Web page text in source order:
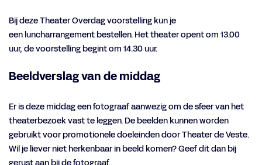
Bij deze Theater Overdag voorstelling kun je
een luncharrangement bestellen. Het theater opent om 13.00
uur, de voorstelling begint om 14.30 uur.
Beeldverslag van de middag
Er is deze middag een fotograaf aanwezig om de sfeer van het
theaterbezoek vast te leggen. De beelden kunnen worden
gebruikt voor promotionele doeleinden door Theater de Veste.
Wil je liever niet herkenbaar in beeld komen? Geef dit dan bij